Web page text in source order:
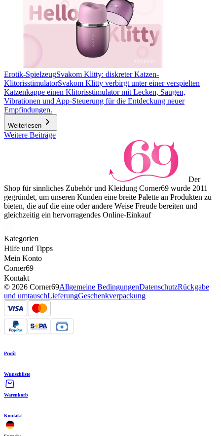
Erotik-SpielzeugSvakom Klitty: diskreter Katzen-
KlitorisstimulatorSvakom Klitty verbirgt unter einer verspielten
Katzenkappe einen Klitorisstimulator mit Lecken, Saugen,
Vibrationen und App-Steuerung für die Entdeckung neuer
Empfindungen.
Weiterlesen
Weitere Beiträge
Der
Shop für sinnliches Zubehör und Kleidung Corner69 wurde 2011
gegründet, um unseren Kunden eine breite Palette an Produkten zu
bieten, die auf die eine oder andere Weise Freude bereiten und
gleichzeitig ein hervorragendes Online-Einkauf
Kategorien
Hilfe und Tipps
Mein Konto
Corner69
Kontakt
© 2026 Corner69Allgemeine BedingungenDatenschutzRückgabe
und umtauschLieferungGeschenkverpackung
Profil
Wunschliste
Warenkorb
Kontakt